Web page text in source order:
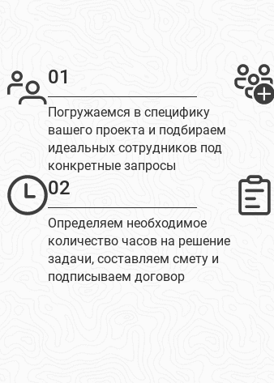
01
Погружаемся в специфику
вашего проекта и подбираем
идеальных сотрудников под
конкретные запросы
02
Определяем необходимое
количество часов на решение
задачи, составляем смету и
подписываем договор